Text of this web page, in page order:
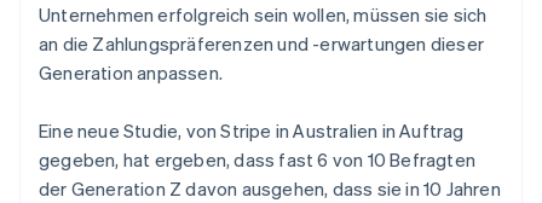
Unternehmen erfolgreich sein wollen, müssen sie sich
an die Zahlungspräferenzen und -erwartungen dieser
Generation anpassen.
Eine neue Studie, von Stripe in Australien in Auftrag
gegeben, hat ergeben, dass fast 6 von 10 Befragten
der Generation Z davon ausgehen, dass sie in 10 Jahren
Schweden
SvenskaEnglish
Schweiz
Deutsch Français Italiano
English 简体中文
Slowakei
English